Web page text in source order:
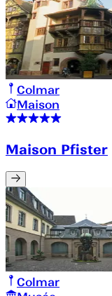
Colmar
Maison
Maison Pfister
Colmar